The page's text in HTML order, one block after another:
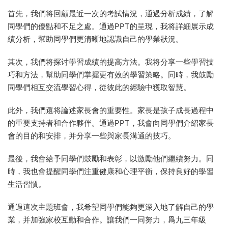
首先，我們将回顧最近一次的考試情況，通過分析成績，了解
同學們的優點和不足之處。通過PPT的呈現，我将詳細展示成
績分析，幫助同學們更清晰地認識自己的學業狀況。
其次，我們将探讨學習成績的提高方法。我将分享一些學習技
巧和方法，幫助同學們掌握更有效的學習策略。同時，我鼓勵
同學們相互交流學習心得，從彼此的經驗中獲取智慧。
此外，我們還将論述家長會的重要性。家長是孩子成長過程中
的重要支持者和合作夥伴。通過PPT，我會向同學們介紹家長
會的目的和安排，并分享一些與家長溝通的技巧。
最後，我會給予同學們鼓勵和表彰，以激勵他們繼續努力。同
時，我也會提醒同學們注重健康和心理平衡，保持良好的學習
生活習慣。
通過這次主題班會，我希望同學們能夠更深入地了解自己的學
業，并加強家校互動和合作。讓我們一同努力，爲九三年級